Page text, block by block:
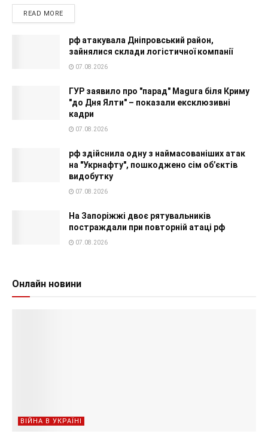
READ MORE
рф атакувала Дніпровський район,
зайнялися склади логістичної компанії
07.08.2026
ГУР заявило про "парад" Magura біля Криму
"до Дня Ялти" – показали ексклюзивні
кадри
07.08.2026
рф здійснила одну з наймасованіших атак
на "Укрнафту", пошкоджено сім об’єктів
видобутку
07.08.2026
На Запоріжжі двоє рятувальників
постраждали при повторній атаці рф
07.08.2026
Онлайн новини
ВІЙНА В УКРАЇНІ